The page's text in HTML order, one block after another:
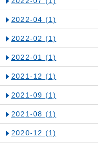
2022-04 (1)
2022-02 (1)
2022-01 (1)
2021-12 (1)
2021-09 (1)
2021-08 (1)
2020-12 (1)